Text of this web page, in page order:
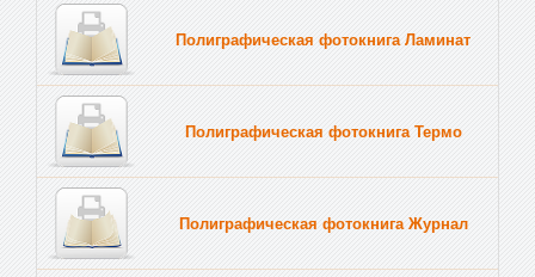
Полиграфическая фотокнига Ламинат
Полиграфическая фотокнига Термо
Полиграфическая фотокнига Журнал